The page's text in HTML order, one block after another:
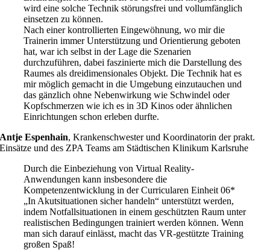
wird eine solche Technik störungsfrei und vollumfänglich
einsetzen zu können.
Nach einer kontrollierten Eingewöhnung, wo mir die
Trainerin immer Unterstützung und Orientierung geboten
hat, war ich selbst in der Lage die Szenarien
durchzuführen, dabei faszinierte mich die Darstellung des
Raumes als dreidimensionales Objekt. Die Technik hat es
mir möglich gemacht in die Umgebung einzutauchen und
das gänzlich ohne Nebenwirkung wie Schwindel oder
Kopfschmerzen wie ich es in 3D Kinos oder ähnlichen
Einrichtungen schon erleben durfte.
Antje Espenhain,Krankenschwester und Koordinatorin der prakt.
Einsätze und des ZPA Teams am Städtischen Klinikum Karlsruhe
Durch die Einbeziehung von Virtual Reality-
Anwendungen kann insbesondere die
Kompetenzentwicklung in der Curricularen Einheit 06*
„In Akutsituationen sicher handeln“ unterstützt werden,
indem Notfallsituationen in einem geschützten Raum unter
realistischen Bedingungen trainiert werden können. Wenn
man sich darauf einlässt, macht das VR-gestützte Training
großen Spaß!